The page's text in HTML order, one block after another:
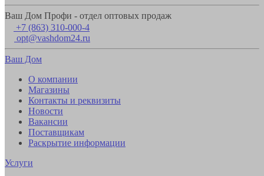
Ваш Дом Профи - отдел оптовых продаж
+7 (863) 310-000-4
opt@vashdom24.ru
Ваш Дом
О компании
Магазины
Контакты и реквизиты
Новости
Вакансии
Поставщикам
Раскрытие информации
Услуги